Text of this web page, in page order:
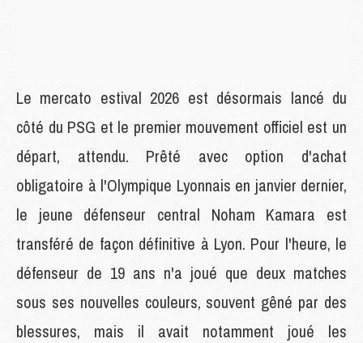
Le mercato estival 2026 est désormais lancé du
côté du PSG et le premier mouvement officiel est un
départ, attendu. Prêté avec option d'achat
obligatoire à l'Olympique Lyonnais en janvier dernier,
le jeune défenseur central Noham Kamara est
transféré de façon définitive à Lyon. Pour l'heure, le
défenseur de 19 ans n'a joué que deux matches
sous ses nouvelles couleurs, souvent gêné par des
blessures, mais il avait notamment joué les